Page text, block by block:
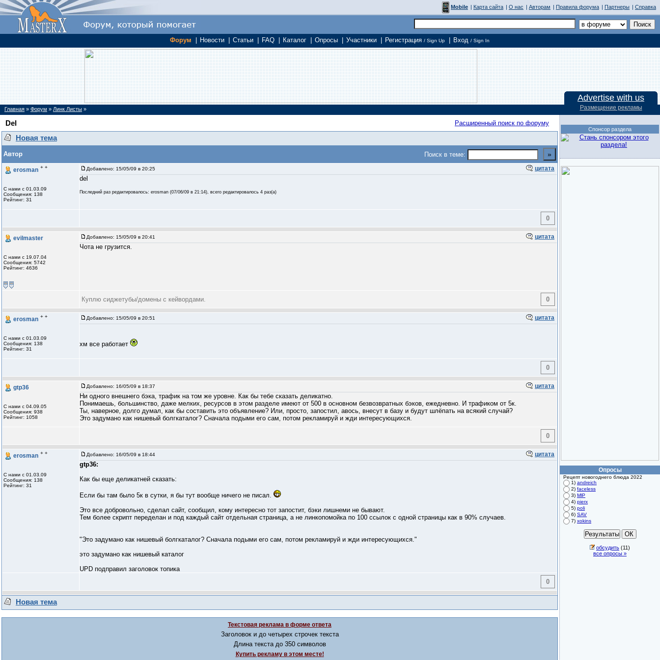
Mobile | Карта сайта | О нас | Авторам | Правила форума | Партнеры | Справка
Форум Новости Статьи FAQ Каталог Опросы Участники Регистрация / Sign Up Вход / Sign In
Advertise with us
Размещение рекламы
Главная » Форум » Линк Листы »
Del Расширенный поиск по форуму
Новая тема
Автор Поиск в теме:
erosman + +
С нами с 01.03.09
Сообщения: 138
Рейтинг: 31
Добавлено: 15/05/09 в 20:25 цитата
del
Последний раз редактировалось: erosman (07/06/09 в 21:14), всего редактировалось 4 раз(а)
0
evilmaster
С нами с 19.07.04
Сообщения: 5742
Рейтинг: 4636
Добавлено: 15/05/09 в 20:41 цитата
Чота не грузится.
Куплю сиджетубы/домены с кейвордами. 0
erosman + +
С нами с 01.03.09
Сообщения: 138
Рейтинг: 31
Добавлено: 15/05/09 в 20:51 цитата
хм все работает
0
gtp36
С нами с 04.09.05
Сообщения: 938
Рейтинг: 1058
Добавлено: 16/05/09 в 18:37 цитата
Ни одного внешнего бэка, трафик на том же уровне. Как бы тебе сказать деликатно.
Понимаешь, большинство, даже мелких, ресурсов в этом разделе имеют от 500 в основном безвозвратных бэков, ежедневно. И трафиком от 5к.
Ты, наверное, долго думал, как бы составить это объявление? Или, просто, запостил, авось, внесут в базу и будут шлёпать на всякий случай?
Это задумано как нишевый болгкаталог? Сначала подыми его сам, потом рекламируй и жди интересующихся.
0
erosman + +
С нами с 01.03.09
Сообщения: 138
Рейтинг: 31
Добавлено: 16/05/09 в 18:44 цитата
gtp36:
Как бы еще деликатней сказать:
Если бы там было 5к в сутки, я бы тут вообще ничего не писал.
Это все добровольно, сделал сайт, сообщил, кому интересно тот запостит, бэки лишнеми не бывают.
Тем более скрипт переделан и под каждый сайт отдельная страница, а не линкопомойка по 100 ссылок с одной страницы как в 90% случаев.
"Это задумано как нишевый болгкаталог? Сначала подыми его сам, потом рекламируй и жди интересующихся."
это задумано как нишевый каталог
UPD подправил заголовок топика
0
Новая тема
Текстовая реклама в форме ответа
Заголовок и до четырех строчек текста
Длина текста до 350 символов
Купить рекламу в этом месте!
Спонсор раздела
Опросы
Рецепт новогоднего блюда 2022
1) andreich
2) faceless
3) MlP
4) pierx
5) poli
6) SAV
7) xokins
обсудить (11)
все опросы »